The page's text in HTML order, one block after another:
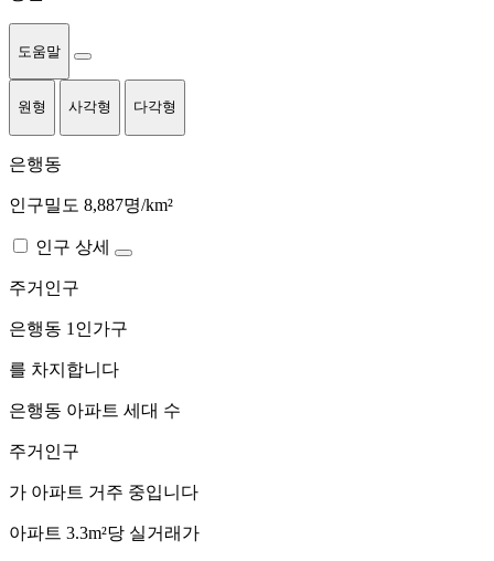
도움말
원형 사각형 다각형
은행동
인구밀도 8,887명/km²
인구 상세
주거인구
은행동 1인가구
를 차지합니다
은행동 아파트 세대 수
주거인구
가 아파트 거주 중입니다
아파트 3.3m²당 실거래가